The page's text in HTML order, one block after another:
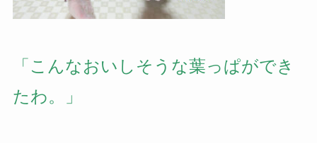
「こんなおいしそうな葉っぱができ
たわ。」